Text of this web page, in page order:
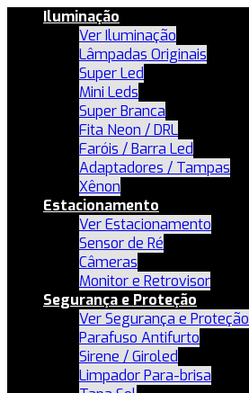
Iluminação
Ver Iluminação
Lâmpadas Originais
Super Led
Mini Leds
Super Branca
Fita Neon / DRL
Faróis / Barra Led
Adaptadores / Tampas
Xênon
Estacionamento
Ver Estacionamento
Sensor de Ré
Câmeras
Monitor e Retrovisor
Segurança e Proteção
Ver Segurança e Proteção
Parafuso Antifurto
Sirene / Giroled
Limpador Para-brisa